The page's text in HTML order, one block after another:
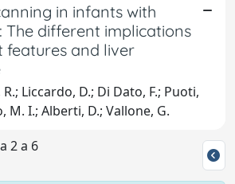
in infants with
The different implications
and liver
Liccardo, D.; Di Dato, F.; Puoti,
M. I.; Alberti, D.; Vallone, G.
2 a 6